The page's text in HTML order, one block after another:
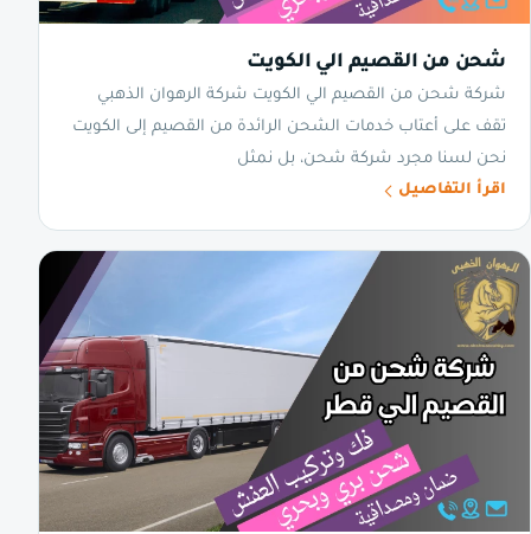
شحن من القصيم الي الكويت
شركة شحن من القصيم الي الكويت شركة الرهوان الذهبي
تقف على أعتاب خدمات الشحن الرائدة من القصيم إلى الكويت
نحن لسنا مجرد شركة شحن، بل نمثل
اقرأ التفاصيل